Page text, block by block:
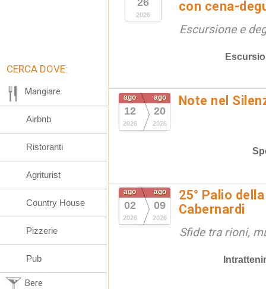
26
2026
con cena-
Escursione e
ago
12
2026
ago
20
2026
Note nel
ago
02
2026
ago
09
2026
25° Palio
Cabernardi
Sfide tra rioni,
CERCA DOVE:
Mangiare
Airbnb
Ristoranti
Agriturist
Country House
Pizzerie
Pub
Bere